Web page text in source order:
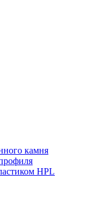
камня
HPL